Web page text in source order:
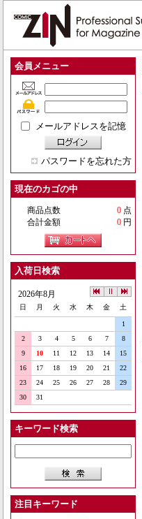
会員メニュー
メールアドレスを記憶
パスワードを忘れた方
現在のカゴの中
商品点数 0 点
合計金額
0 円
入荷日検索
2026年8月
日 月 火 水 木 金 土
1
2
3 4 5 6 7
8
9
10 11 12 13 14
15
16
17 18 19 20 21
22
23
24 25 26 27 28
29
30
31
キーワード検索
注目キーワード